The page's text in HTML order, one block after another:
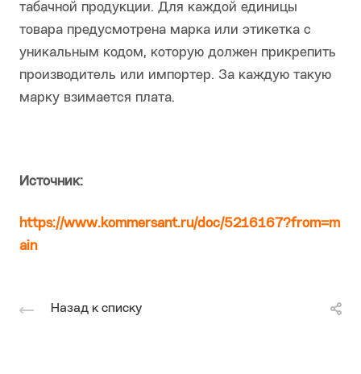
табачной продукции. Для каждой единицы
товара предусмотрена марка или этикетка с
уникальным кодом, которую должен прикрепить
производитель или импортер. За каждую такую
марку взимается плата.
Источник:
https://www.kommersant.ru/doc/5216167?from=m
ain
Назад к списку